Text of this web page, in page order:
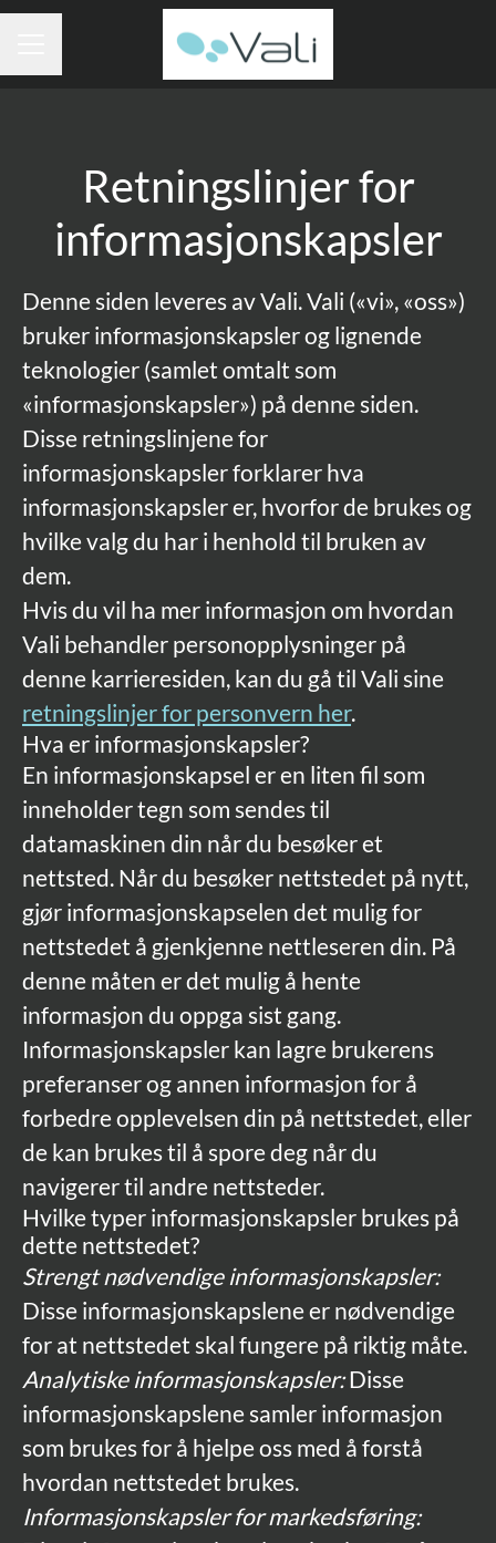
Retningslinjer for
informasjonskapsler
Denne siden leveres av Vali. Vali («vi», «oss»)
bruker informasjonskapsler og lignende
teknologier (samlet omtalt som
«informasjonskapsler») på denne siden.
Disse retningslinjene for
informasjonskapsler forklarer hva
informasjonskapsler er, hvorfor de brukes og
hvilke valg du har i henhold til bruken av
dem.
Hvis du vil ha mer informasjon om hvordan
Vali behandler personopplysninger på
denne karrieresiden, kan du gå til Vali sine
retningslinjer for personvern her.
Hva er informasjonskapsler?
En informasjonskapsel er en liten fil som
inneholder tegn som sendes til
datamaskinen din når du besøker et
nettsted. Når du besøker nettstedet på nytt,
gjør informasjonskapselen det mulig for
nettstedet å gjenkjenne nettleseren din. På
denne måten er det mulig å hente
informasjon du oppga sist gang.
Informasjonskapsler kan lagre brukerens
preferanser og annen informasjon for å
forbedre opplevelsen din på nettstedet, eller
de kan brukes til å spore deg når du
navigerer til andre nettsteder.
Hvilke typer informasjonskapsler brukes på
dette nettstedet?
Strengt nødvendige informasjonskapsler:
Disse informasjonskapslene er nødvendige
for at nettstedet skal fungere på riktig måte.
Analytiske informasjonskapsler:Disse
informasjonskapslene samler informasjon
som brukes for å hjelpe oss med å forstå
hvordan nettstedet brukes.
Informasjonskapsler for markedsføring: